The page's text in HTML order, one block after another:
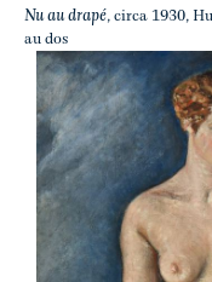
Nu au drapé, circa 1930,
au dos